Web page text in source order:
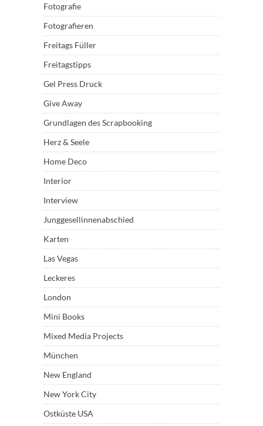
Fotografie
Fotografieren
Freitags Füller
Freitagstipps
Gel Press Druck
Give Away
Grundlagen des Scrapbooking
Herz & Seele
Home Deco
Interior
Interview
Junggesellinnenabschied
Karten
Las Vegas
Leckeres
London
Mini Books
Mixed Media Projects
München
New England
New York City
Ostküste USA